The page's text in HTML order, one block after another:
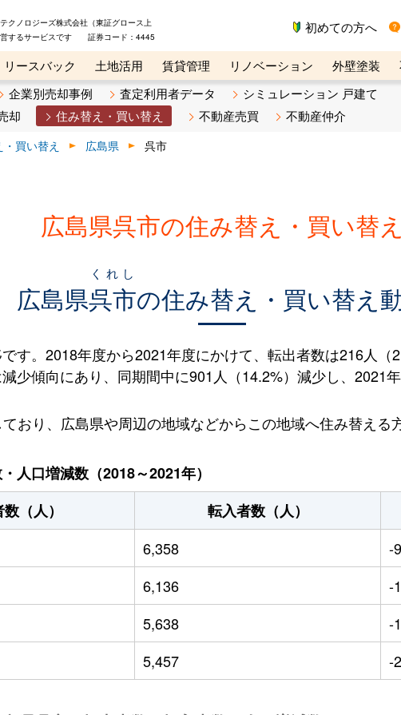
クノロジーズ株式会社（東証グロース上
営するサービスです 証券コード：4445
初めての方へ
リースバック 土地活用 賃貸管理 リノベーション 外壁塗装
オンライン講座 リビンマガジンBiz 不動産売却ご相談デスク
企業別売却事例 査定利用者データ
シミュレーション 戸建て
却 住み替え・買い替え 不動産売買 不動産仲介
買い替え 広島県 呉市
広島県呉市の住み替え・買い替
広島県呉市
くれし
の住み替え・買い替え
す。2018年度から2021年度にかけて、転出者数は216人
少傾向にあり、同期間中に901人（14.2%）減少し、2021
おり、広島県や周辺の地域などからこの地域へ住み替える
人口増減数（2018～2021年）
（人）
転入者数（人）
6,358
-
6,136
-
5,638
-
5,457 -